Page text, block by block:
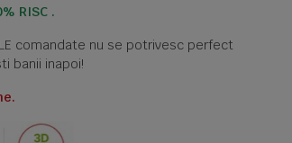
RISC .
comandate nu se potrivesc perfect
banii inapoi!